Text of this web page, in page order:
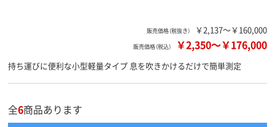
販売価格（税抜き） ￥2,137～￥160,000
販売価格（税込） ￥2,350～￥176,000
持ち運びに便利な小型軽量タイプ 息を吹きかけるだけで簡単測定
全6商品あります